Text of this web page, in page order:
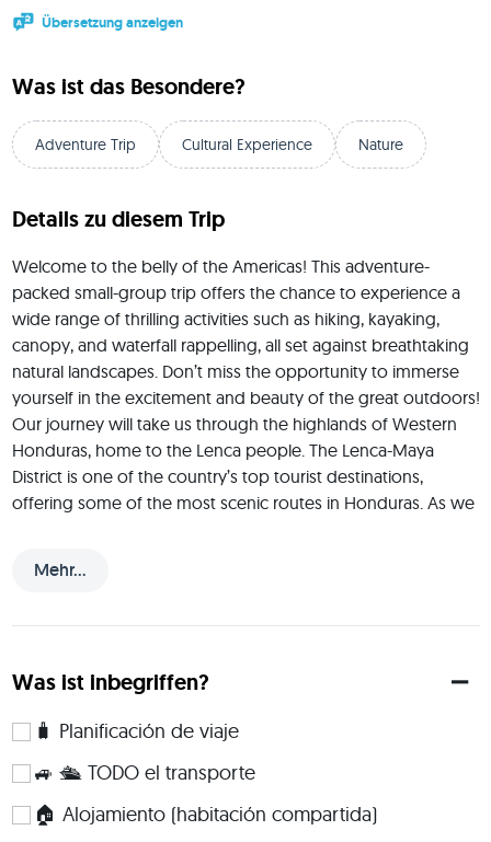
Übersetzung anzeigen
Was ist das Besondere?
Adventure Trip Cultural Experience Nature
Details zu diesem Trip
Mehr...
Welcome to the belly of the Americas! This adventure-
packed small-group trip offers the chance to experience a
wide range of thrilling activities such as hiking, kayaking,
canopy, and waterfall rappelling, all set against breathtaking
natural landscapes. Don’t miss the opportunity to immerse
yourself in the excitement and beauty of the great outdoors!
Our journey will take us through the highlands of Western
Honduras, home to the Lenca people. The Lenca-Maya
District is one of the country’s top tourist destinations,
offering some of the most scenic routes in Honduras. As we
Comayagua, Lempira, Copán, and Santa Barbara. These areas
Hello! My name is Roberto, and I'll be your facilitator, hiking
buddy, motivator, debater, harmonica player, adventure
companion, and wingman. I've been guiding tours
in,Mexico, all Centro america and Panama for over 2 years,
and I never get tired of returning to all these amazing
Was ist inbegriffen?
🧳 Planificación de viaje
🚙 🛳️ TODO el transporte
🏠 Alojamiento (habitación compartida)